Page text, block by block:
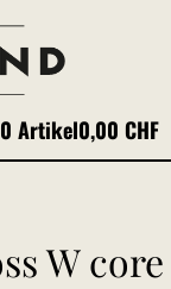
0 Artikel0,00 CHF
W core